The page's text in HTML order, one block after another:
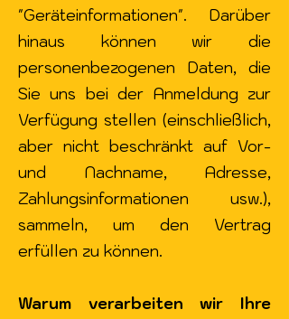
"Geräteinformationen". Darüber
hinaus können wir die
personenbezogenen Daten, die
Sie uns bei der Anmeldung zur
Verfügung stellen (einschließlich,
aber nicht beschränkt auf Vor-
und Nachname, Adresse,
Zahlungsinformationen usw.),
sammeln, um den Vertrag
erfüllen zu können.
Warum verarbeiten wir Ihre